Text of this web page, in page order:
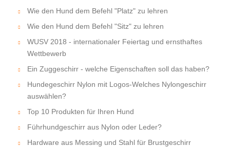
Wie den Hund dem Befehl "Platz" zu lehren
Wie den Hund dem Befehl "Sitz" zu lehren
WUSV 2018 - internationaler Feiertag und ernsthaftes
Wettbewerb
Ein Zuggeschirr - welche Eigenschaften soll das haben?
Hundegeschirr Nylon mit Logos-Welches Nylongeschirr
auswählen?
Top 10 Produkten für Ihren Hund
Führhundgeschirr aus Nylon oder Leder?
Hardware aus Messing und Stahl für Brustgeschirr